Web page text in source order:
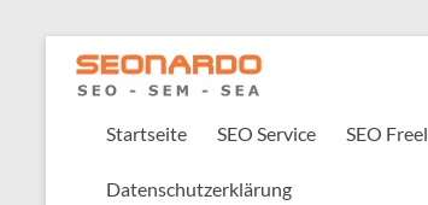
Startseite SEO Service SEO
Datenschutzerklärung